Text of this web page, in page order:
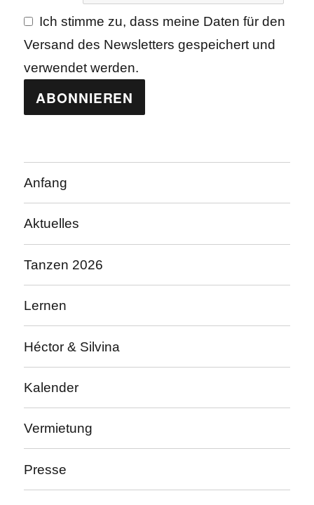
Ich stimme zu, dass meine Daten für den
Versand des Newsletters gespeichert und
verwendet werden.
Anfang
Aktuelles
Tanzen 2026
Lernen
Héctor & Silvina
Kalender
Vermietung
Presse